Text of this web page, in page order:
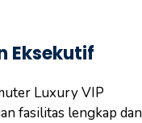
Eksekutif
Luxury VIP
fasilitas lengkap dan